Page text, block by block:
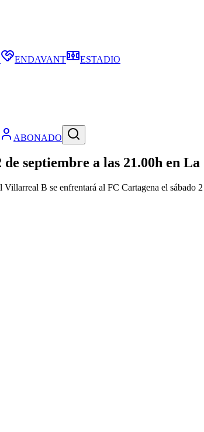
ABONADO
ENDAVANT ESTADIO
septiembre a las 21.00h en
B se enfrentará al FC Cartagena el sábado